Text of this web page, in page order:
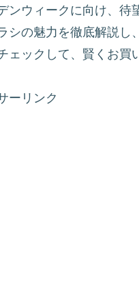
ンウィークに向け、待
シの魅力を徹底解説し
ェックして、賢くお買
ーリンク